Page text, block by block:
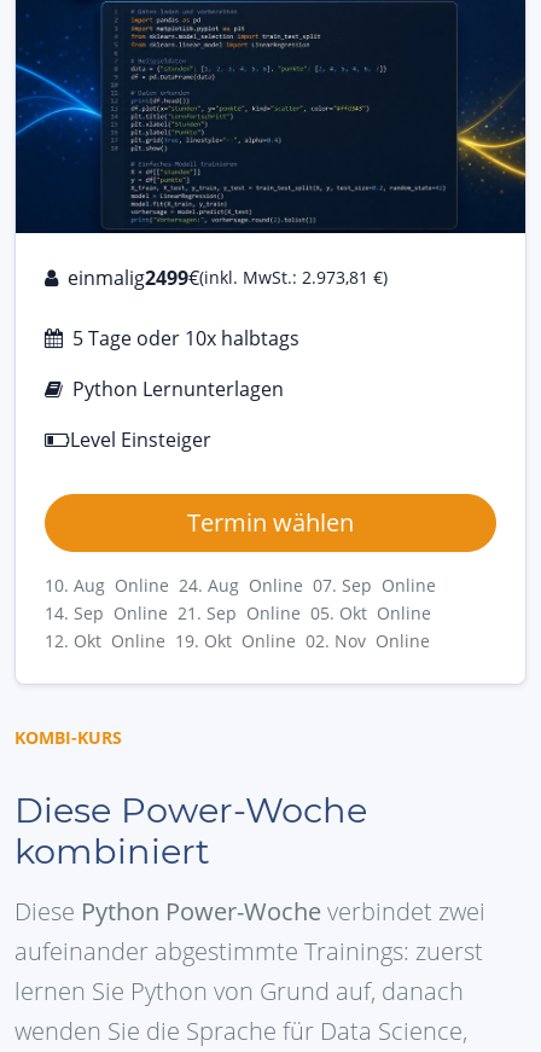
einmalig2499€(inkl. MwSt.: 2.973,81 €)
5 Tage oder 10x halbtags
Python Lernunterlagen
Level Einsteiger
Termin wählen
10. Aug Online 24. Aug Online 07. Sep Online
14. Sep Online 21. Sep Online 05. Okt Online
12. Okt Online 19. Okt Online 02. Nov Online
KOMBI-KURS
Diese Power-Woche
kombiniert
Diese Python Power-Woche verbindet zwei
aufeinander abgestimmte Trainings: zuerst
lernen Sie Python von Grund auf, danach
wenden Sie die Sprache für Data Science,